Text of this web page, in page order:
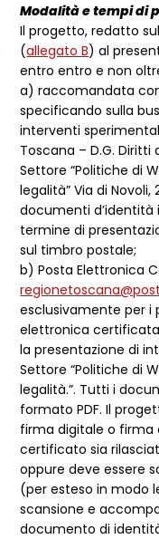
Modalità e tempi di
Il progetto, redatto
(allegato B) al
entro entro e non
a) raccomandata
specificando sulla
interventi
Toscana – D.G.
Settore “Politiche di
legalità” Via di Novoli,
documenti d’identità
termine di
sul timbro postale;
b) Posta Elettronica
esclusivamente per i
elettronica certificata
la presentazione di
Settore “Politiche di
legalità.”. Tutti i
formato PDF. Il
firma digitale o firma
certificato sia
oppure deve essere
(per esteso in modo
scansione e
documento di